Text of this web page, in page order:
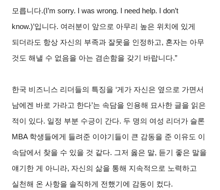
모릅니다.(I’m sorry. I was wrong. I need help. I don’t
know.)’입니다. 여러분이 앞으로 아무리 높은 위치에 있게
되더라도 항상 자신의 부족과 잘못을 인정하고, 혼자는 아무
것도 해낼 수 없음을 아는 겸손함을 갖기 바랍니다.”
한국 비즈니스 리더들의 특징을 ‘게가 자신은 옆으로 가면서
남에겐 바로 가라고 한다’는 속담을 인용해 묘사한 글을 읽은
적이 있다. 일정 부분 수긍이 간다. 두 명의 여성 리더가 슬론
MBA 학생들에게 들려준 이야기들이 큰 감동을 준 이유도 이
속담에서 찾을 수 있을 것 같다. 그저 옳은 말, 듣기 좋은 말을
얘기한 게 아니라, 자신의 삶을 통해 지속적으로 노력하고
실천해 온 사항을 솔직하게 전했기에 감동이 컸다.